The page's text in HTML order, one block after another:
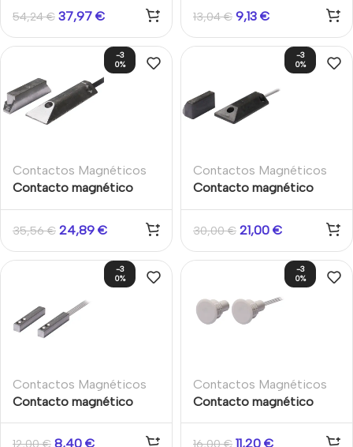
Suelo. Apertura 75mm.
2m cable blindado
puertas y persianas
54,24€ 37,97 €
Apertura máx. 12 mm.
Cable 2m Aritech
13,04€ 9,13 €
-3
0%
Contactos Magnéticos
Contacto magnético
aluminio Grado 2
Superficie persianas y
puertas de garaje
35,56€ 24,89 €
-3
0%
Contactos Magnéticos
Contacto magnético
policarbonato Grado 2
Superficie Persianas
enrollables y puertas de
30,00€ 21,00 €
-3
0%
Contactos Magnéticos
Contacto magnético
slim superficie
12,00€ 8,40 €
-3
0%
Contactos Magnéticos
Contacto magnético
empotrado en puertas
16,00€ 11,20 €